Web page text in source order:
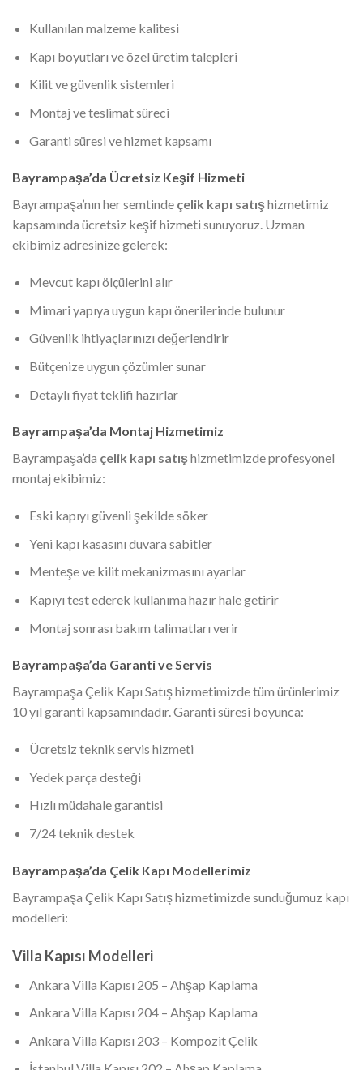
Kullanılan malzeme kalitesi
Kapı boyutları ve özel üretim talepleri
Kilit ve güvenlik sistemleri
Montaj ve teslimat süreci
Garanti süresi ve hizmet kapsamı
Bayrampaşa’da Ücretsiz Keşif Hizmeti
Bayrampaşa’nın her semtinde çelik kapı satışhizmetimiz
kapsamında ücretsiz keşif hizmeti sunuyoruz. Uzman
ekibimiz adresinize gelerek:
Mevcut kapı ölçülerini alır
Mimari yapıya uygun kapı önerilerinde bulunur
Güvenlik ihtiyaçlarınızı değerlendirir
Bütçenize uygun çözümler sunar
Detaylı fiyat teklifi hazırlar
Bayrampaşa’da Montaj Hizmetimiz
Bayrampaşa’da çelik kapı satışhizmetimizde profesyonel
montaj ekibimiz:
Eski kapıyı güvenli şekilde söker
Yeni kapı kasasını duvara sabitler
Menteşe ve kilit mekanizmasını ayarlar
Kapıyı test ederek kullanıma hazır hale getirir
Montaj sonrası bakım talimatları verir
Bayrampaşa’da Garanti ve Servis
Bayrampaşa Çelik Kapı Satış hizmetimizde tüm ürünlerimiz
10 yıl garanti kapsamındadır. Garanti süresi boyunca:
Ücretsiz teknik servis hizmeti
Yedek parça desteği
Hızlı müdahale garantisi
7/24 teknik destek
Bayrampaşa’da Çelik Kapı Modellerimiz
Bayrampaşa Çelik Kapı Satış hizmetimizde sunduğumuz kapı
modelleri:
Villa Kapısı Modelleri
Ankara Villa Kapısı 205 – Ahşap Kaplama
Ankara Villa Kapısı 204 – Ahşap Kaplama
Ankara Villa Kapısı 203 – Kompozit Çelik